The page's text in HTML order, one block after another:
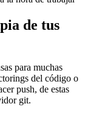
de tus
para muchas
del código o
push, de estas
git.